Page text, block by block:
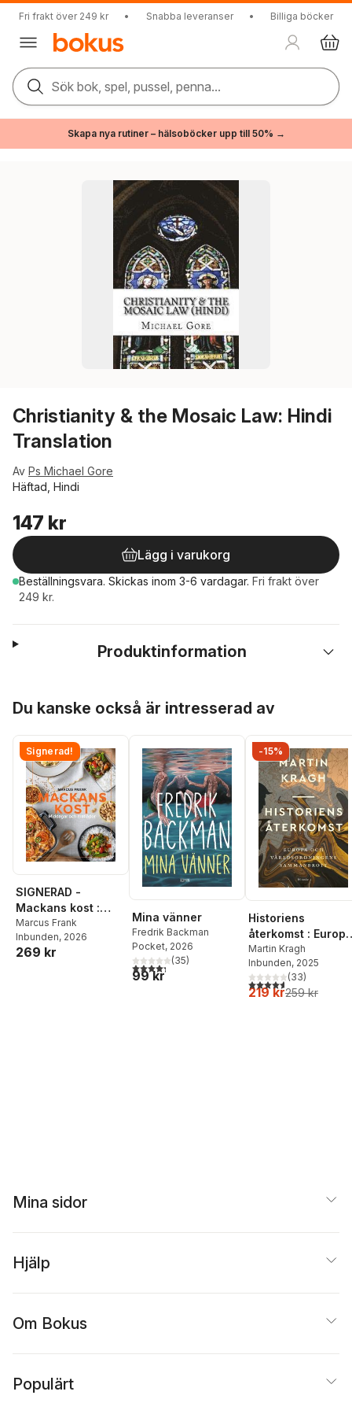
Fri frakt över 249 kr • Snabba leveranser • Billiga böcker
Sök bok, spel, pussel, penna...
Skapa nya rutiner – hälsoböcker upp till 50% →
Christianity & the Mosaic Law: Hindi
Translation
Av Ps Michael Gore
Häftad, Hindi
147 kr
Lägg i varukorg
Beställningsvara. Skickas inom 3-6 vardagar. Fri frakt över
249 kr.
Produktinformation
Du kanske också är intresserad av
Signerad!
SIGNERAD -
Mackans kost :
Middagar och
matlådor
Marcus Frank
Inbunden, 2026
269 kr
Mina vänner
Fredrik Backman
Pocket, 2026
4,3utav 5 stjärnor. Totalt antal röster:
(35)
99 kr
-15%
Historiens
återkomst : Europa
och
världsordningens
sammanbrott
Martin Kragh
Inbunden, 2025
4,6utav 5 stjärnor.
(33)
219 kr259 kr
Mina sidor
Hjälp
Om Bokus
Populärt